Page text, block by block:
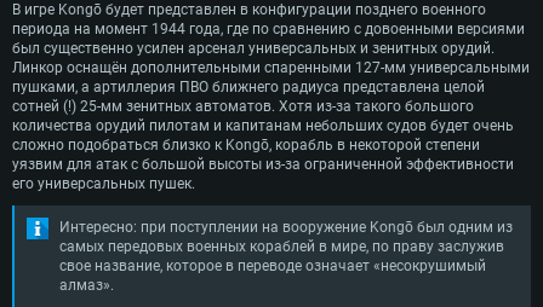
720p.
Сеть: Широкополосное подключение к Интернету
Место на жестком диске: 23.1 Гб
Рекомендуемые
ОС: Windows 10/11 (64bit)
Процессор: Intel Core i5 или Ryzen 5 3600 и выше
Оперативная память: 16 ГБ
Видеокарта с поддержкой DirectX 11 и выше: Nvidia GeForce 1060 и
выше, Radeon RX 570 и выше
Сеть: Широкополосное подключение к Интернету
720p) с поддержкой Metal
Место на жестком диске: 23.1 Гб
Рекомендуемые
Операционная система: Mac OS Big Sur 11.0
Процессор: Intel Core i7 (Intel Xeon не поддерживается)
Оперативная память: 8 Гб
Видеокарта: Radeon Vega II и выше с поддержкой Metal
Место на жестком диске: 75.9 Гб
Radeon со свежими проприетарными драйверами (не старее 6
месяцев, минимальное поддерживаемое разрешение - 720p) с
поддержкой Vulkan
Место на жестком диске: 23.1 Гб
Рекомендуемые
Операционная система: Ubuntu 20.04 64bit
Оперативная память: 16 Гб
Видеокарта: NVIDIA GeForce 1060 со свежими проприетарными
драйверами (не старее 6 месяцев) / Radeon RX 570 со свежими
В игре Kongō будет представлен в конфигурации позднего военного
периода на момент 1944 года, где по сравнению с довоенными версиями
был существенно усилен арсенал универсальных и зенитных орудий.
Линкор оснащён дополнительными спаренными 127-мм универсальными
пушками, а артиллерия ПВО ближнего радиуса представлена целой
сотней (!) 25-мм зенитных автоматов. Хотя из-за такого большого
количества орудий пилотам и капитанам небольших судов будет очень
сложно подобраться близко к Kongō, корабль в некоторой степени
уязвим для атак с большой высоты из-за ограниченной эффективности
его универсальных пушек.
Интересно: при поступлении на вооружение Kongō был одним из
самых передовых военных кораблей в мире, по праву заслужив
свое название, которое в переводе означает «несокрушимый
алмаз».